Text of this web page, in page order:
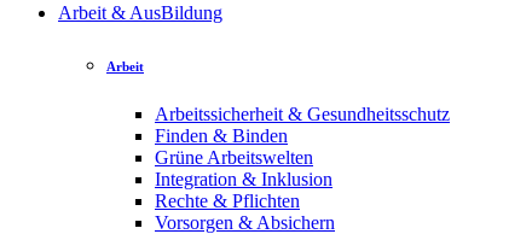
Arbeit & AusBildung
Arbeit
Arbeitssicherheit & Gesundheitsschutz
Finden & Binden
Grüne Arbeitswelten
Integration & Inklusion
Rechte & Pflichten
Vorsorgen & Absichern